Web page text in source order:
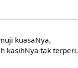
kuasaNya,
kasihNya tak terperi.